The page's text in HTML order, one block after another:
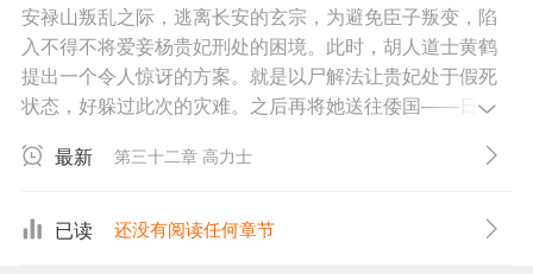
安禄山叛乱之际，逃离长安的玄宗，为避免臣子叛变，陷
入不得不将爱妾杨贵妃刑处的困境。此时，胡人道士黄鹤
提出一个令人惊讶的方案。就是以尸解法让贵妃处于假死
状态，好躲过此次的灾难。之后再将她送往倭国——日
的结局……追溯到四十年前，晁衡，也就是安倍仲麻吕，
事件始末。空海为柳宗元解读这封以倭文写成的信函。另
最新 第三十二章 高力士
已读 还没有阅读任何章节